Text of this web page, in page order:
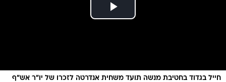
חייל בגדוד בחטיבת מנשה תועד משחית אנדרטה לזכרו של יו״ר אש״ף